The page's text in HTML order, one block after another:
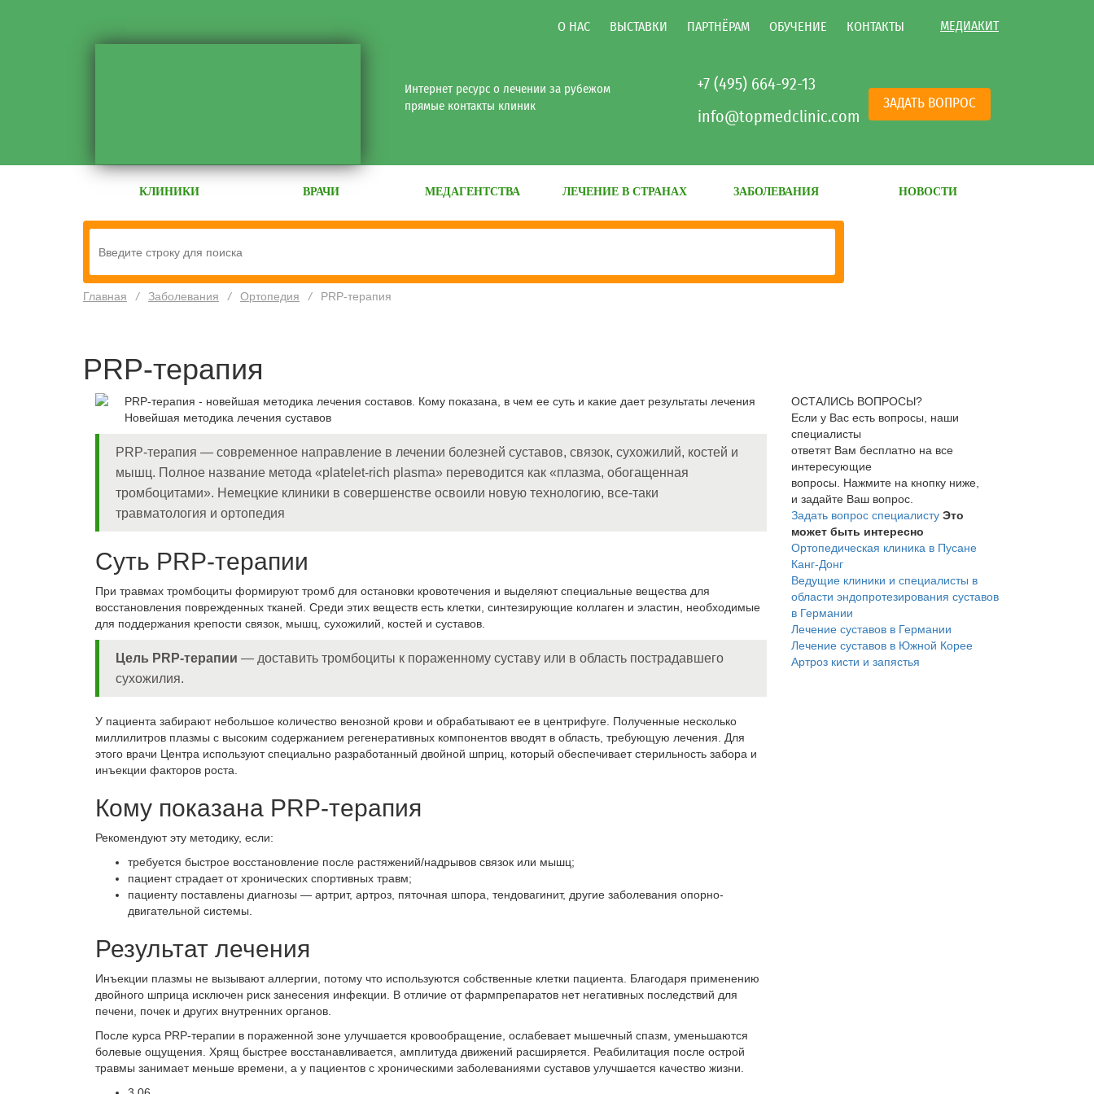
О НАС ВЫСТАВКИ ПАРТНЁРАМ ОБУЧЕНИЕ КОНТАКТЫ МЕДИАКИТ
Интернет ресурс о лечении за рубежом
прямые контакты клиник
+7 (495) 664-92-13
info@topmedclinic.com
ЗАДАТЬ ВОПРОС
КЛИНИКИ ВРАЧИ МЕДАГЕНТСТВА ЛЕЧЕНИЕ В СТРАНАХ ЗАБОЛЕВАНИЯ НОВОСТИ
Главная / Заболевания / Ортопедия / PRP-терапия
PRP-терапия
PRP-терапия - новейшая методика лечения составов. Кому показана, в чем ее суть и какие дает результаты лечения
Новейшая методика лечения суставов
PRP-терапия — современное направление в лечении болезней суставов, связок, сухожилий, костей и
мышц. Полное название метода «platelet-rich plasma» переводится как «плазма, обогащенная
тромбоцитами». Немецкие клиники в совершенстве освоили новую технологию, все-таки
травматология и ортопедия
Суть PRP-терапии
При травмах тромбоциты формируют тромб для остановки кровотечения и выделяют специальные вещества для
восстановления поврежденных тканей. Среди этих веществ есть клетки, синтезирующие коллаген и эластин, необходимые
для поддержания крепости связок, мышц, сухожилий, костей и суставов.
Цель PRP-терапии — доставить тромбоциты к пораженному суставу или в область пострадавшего
сухожилия.
У пациента забирают небольшое количество венозной крови и обрабатывают ее в центрифуге. Полученные несколько
миллилитров плазмы с высоким содержанием регенеративных компонентов вводят в область, требующую лечения. Для
этого врачи Центра используют специально разработанный двойной шприц, который обеспечивает стерильность забора и
инъекции факторов роста.
Кому показана PRP-терапия
Рекомендуют эту методику, если:
требуется быстрое восстановление после растяжений/надрывов связок или мышц;
пациент страдает от хронических спортивных травм;
пациенту поставлены диагнозы — артрит, артроз, пяточная шпора, тендовагинит, другие заболевания опорно-
двигательной системы.
Результат лечения
Инъекции плазмы не вызывают аллергии, потому что используются собственные клетки пациента. Благодаря применению
двойного шприца исключен риск занесения инфекции. В отличие от фармпрепаратов нет негативных последствий для
печени, почек и других внутренних органов.
После курса PRP-терапии в пораженной зоне улучшается кровообращение, ослабевает мышечный спазм, уменьшаются
болевые ощущения. Хрящ быстрее восстанавливается, амплитуда движений расширяется. Реабилитация после острой
травмы занимает меньше времени, а у пациентов с хроническими заболеваниями суставов улучшается качество жизни.
ОСТАЛИСЬ ВОПРОСЫ?
Если у Вас есть вопросы, наши
специалисты
ответят Вам бесплатно на все
интересующие
вопросы. Нажмите на кнопку ниже,
и задайте Ваш вопрос.
Задать вопрос специалисту Это
может быть интересно
Ортопедическая клиника в Пусане
Канг-Донг
Ведущие клиники и специалисты в
области эндопротезирования суставов
в Германии
Лечение суставов в Германии
Лечение суставов в Южной Корее
Артроз кисти и запястья